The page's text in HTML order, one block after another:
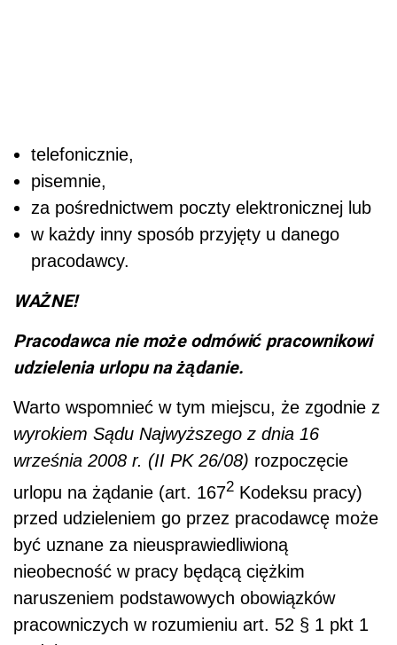
telefonicznie,
pisemnie,
za pośrednictwem poczty elektronicznej lub
w każdy inny sposób przyjęty u danego
pracodawcy.
WAŻNE!
Pracodawca nie może odmówić pracownikowi
udzielenia urlopu na żądanie.
Warto wspomnieć w tym miejscu, że zgodnie z
wyrokiem Sądu Najwyższego z dnia 16
września 2008 r. (II PK 26/08) rozpoczęcie
urlopu na żądanie (art. 1672 Kodeksu pracy)
przed udzieleniem go przez pracodawcę może
być uznane za nieusprawiedliwioną
nieobecność w pracy będącą ciężkim
naruszeniem podstawowych obowiązków
pracowniczych w rozumieniu art. 52 § 1 pkt 1